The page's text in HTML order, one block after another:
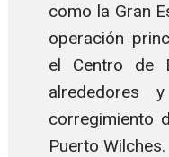
como la Gran
operación
el Centro de
alrededores
corregimiento
Puerto Wilches.